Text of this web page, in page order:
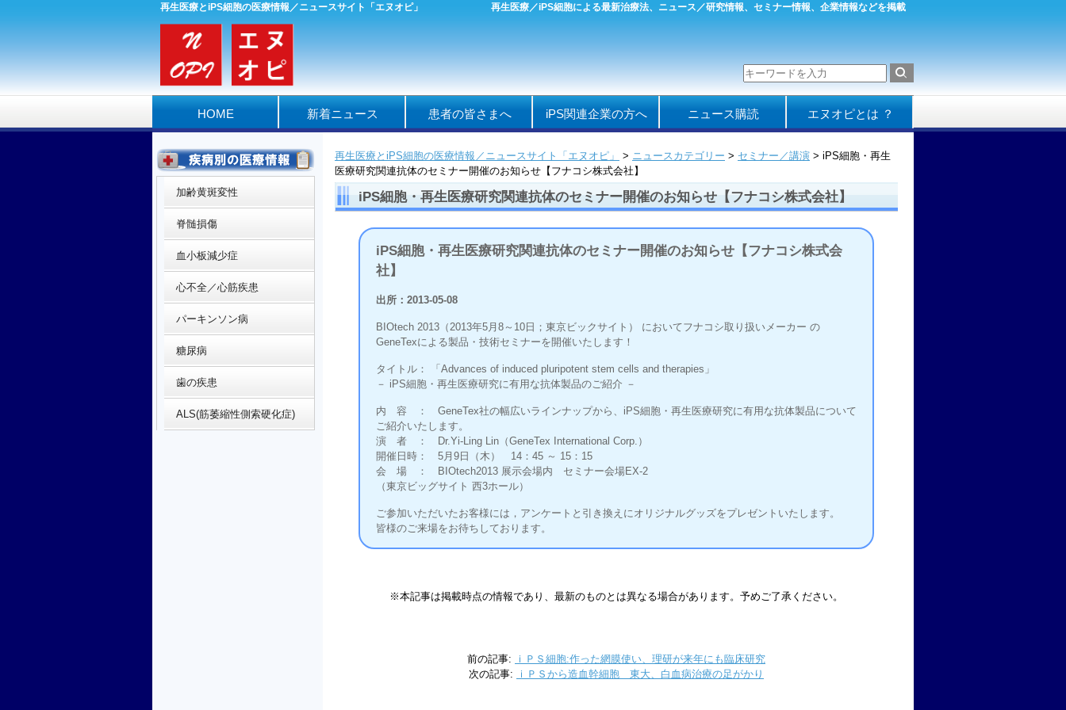
再生医療とiPS細胞の医療情報／ニュースサイト「エヌオピ」 再生医療／iPS細胞による最新治療法、ニュース／研究情報、セミナー情報、企業情報などを掲載
HOME 新着ニュース 患者の皆さまへ iPS関連企業の方へ ニュース購読 エヌオピとは ？
再生医療とiPS細胞の医療情報／ニュースサイト「エヌオピ」 > ニュースカテゴリー > セミナー／講演 > iPS細胞・再生
医療研究関連抗体のセミナー開催のお知らせ【フナコシ株式会社】
iPS細胞・再生医療研究関連抗体のセミナー開催のお知らせ【フナコシ株式会社】
iPS細胞・再生医療研究関連抗体のセミナー開催のお知らせ【フナコシ株式会
社】
出所：2013-05-08
BIOtech 2013（2013年5月8～10日；東京ビックサイト） においてフナコシ取り扱いメーカー の
GeneTexによる製品・技術セミナーを開催いたします！
タイトル： 「Advances of induced pluripotent stem cells and therapies」
－ iPS細胞・再生医療研究に有用な抗体製品のご紹介 －
内 容 ： GeneTex社の幅広いラインナップから、iPS細胞・再生医療研究に有用な抗体製品について
ご紹介いたします。
演 者 ： Dr.Yi-Ling Lin（GeneTex International Corp.）
開催日時： 5月9日（木） 14：45 ～ 15：15
会 場 ： BIOtech2013 展示会場内 セミナー会場EX-2
（東京ビッグサイト 西3ホール）
ご参加いただいたお客様には，アンケートと引き換えにオリジナルグッズをプレゼントいたします。
皆様のご来場をお待ちしております。
※本記事は掲載時点の情報であり、最新のものとは異なる場合があります。予めご了承ください。
前の記事:
ｉＰＳ細胞:作った網膜使い、理研が来年にも臨床研究
次の記事:
ｉＰＳから造血幹細胞 東大、白血病治療の足がかり
加齢黄斑変性
脊髄損傷
血小板減少症
心不全／心筋疾患
パーキンソン病
糖尿病
歯の疾患
ALS(筋萎縮性側索硬化症)